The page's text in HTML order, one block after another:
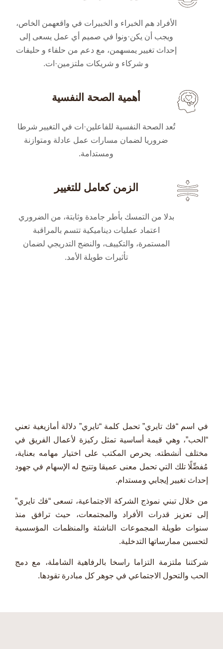
الأفراد هم الخبراء و الخبيرات في واقعهمن الخاص،
ويجب أن يكن·ونوا في صميم أي عمل يسعى إلى
إحداث تغيير يمسهمن، مع دعم من حلفاء و حليفات
و شركاء و شريكات ملتزمين·ات.
أهمية الصحة النفسية
تُعد الصحة النفسية للفاعلين·ات في التغيير شرطا
ضروريا لضمان مسارات عمل عادلة ومتوازنة
ومستدامة.
الزمن كعامل للتغيير
بدلا من التمسك بأطر جامدة وثابتة، من الضروري
اعتماد عمليات ديناميكية تتسم بالمراقبة
المستمرة، والتكييف، والنضج التدريجي لضمان
تأثيرات طويلة الأمد.
في اسم “فك تايري” تحمل كلمة “تايري” دلالة أمازيغية تعني
“الحب”، وهي قيمة أساسية تمثل ركيزة لأعمال الفريق في
مختلف أنشطته. يحرص المكتب على اختيار مهامه بعناية،
مُفضِّلًا تلك التي تحمل معنى عميقا وتتيح له الإسهام في جهود
إحداث تغيير إيجابي ومستدام.
من خلال تبني نموذج الشركة الاجتماعية، تسعى “فك تايري”
إلى تعزيز قدرات الأفراد والمجتمعات، حيث ترافق منذ
سنوات طويلة المجموعات الناشئة والمنظمات المؤسسية
لتحسين ممارساتها التدخلية.
شركتنا ملتزمة التزاما راسخا بالرفاهية الشاملة، مع دمج
الحب والتحول الاجتماعي في جوهر كل مبادرة تقودها.